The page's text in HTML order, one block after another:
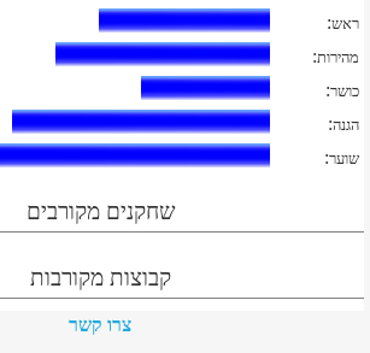
ראש:
מהירות:
כושר:
הגנה:
שוער:
שחקנים מקורבים
קבוצות מקורבות
צרו קשר